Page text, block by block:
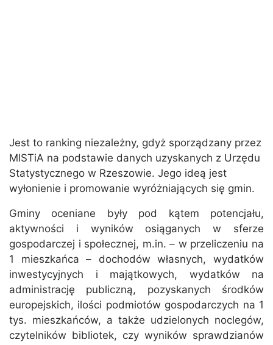
Jest to ranking niezależny, gdyż sporządzany przez
MISTiA na podstawie danych uzyskanych z Urzędu
Statystycznego w Rzeszowie. Jego ideą jest
wyłonienie i promowanie wyróżniających się gmin.
Gminy oceniane były pod kątem potencjału,
aktywności i wyników osiąganych w sferze
gospodarczej i społecznej, m.in. – w przeliczeniu na
1 mieszkańca – dochodów własnych, wydatków
inwestycyjnych i majątkowych, wydatków na
administrację publiczną, pozyskanych środków
europejskich, ilości podmiotów gospodarczych na 1
tys. mieszkańców, a także udzielonych noclegów,
czytelników bibliotek, czy wyników sprawdzianów